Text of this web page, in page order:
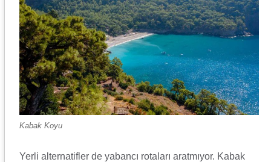
Kabak Koyu
Yerli alternatifler de yabancı rotaları aratmıyor. Kabak